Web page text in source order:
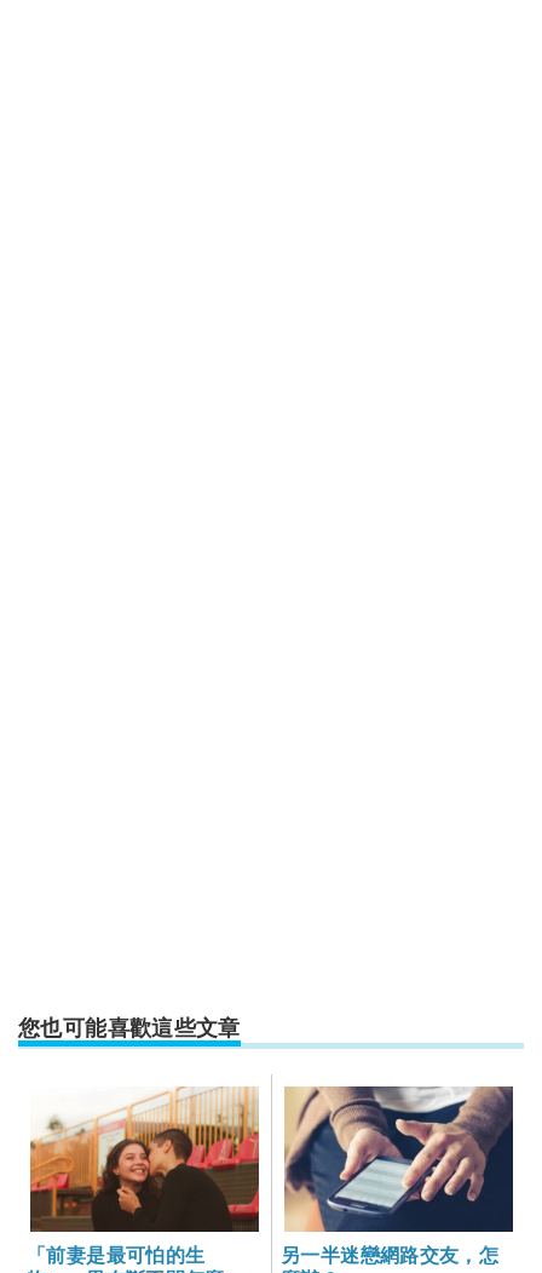
您也可能喜歡這些文章
「前妻是最可怕的生
另一半迷戀網路交友，怎